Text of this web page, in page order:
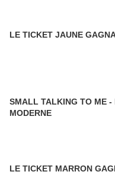
LE TICKET JAUNE
SMALL TALKING TO ME -
MODERNE
LE TICKET MARRON